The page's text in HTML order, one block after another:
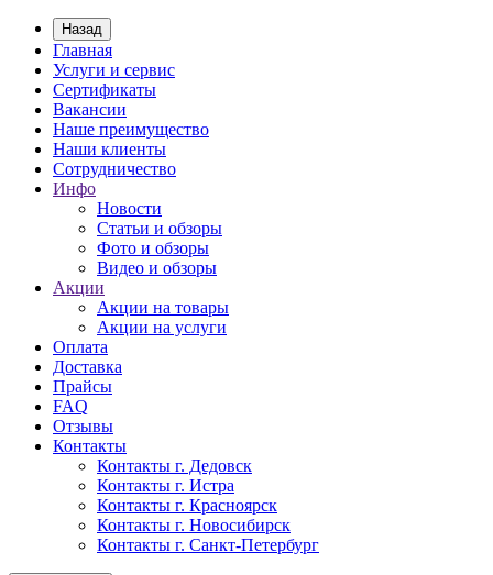
Назад
Главная
Услуги и сервис
Сертификаты
Вакансии
Наше преимущество
Наши клиенты
Сотрудничество
Инфо
Новости
Статьи и обзоры
Фото и обзоры
Видео и обзоры
Акции
Акции на товары
Акции на услуги
Оплата
Доставка
Прайсы
FAQ
Отзывы
Контакты
Контакты г. Дедовск
Контакты г. Истра
Контакты г. Красноярск
Контакты г. Новосибирск
Контакты г. Санкт-Петербург